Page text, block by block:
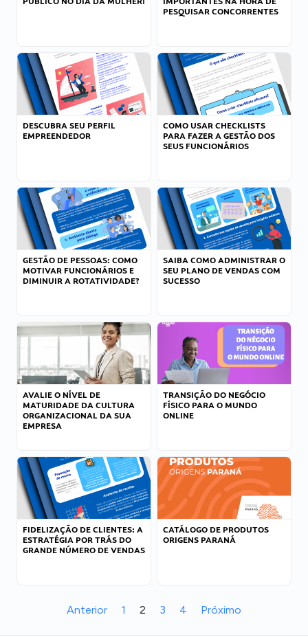
PESQUISAR CONCORRENTES
DESCUBRA SEU PERFIL
EMPREENDEDOR
COMO USAR CHECKLISTS
PARA FAZER A GESTÃO DOS
SEUS FUNCIONÁRIOS
GESTÃO DE PESSOAS: COMO
MOTIVAR FUNCIONÁRIOS E
DIMINUIR A ROTATIVIDADE?
SAIBA COMO ADMINISTRAR O
SEU PLANO DE VENDAS COM
SUCESSO
AVALIE O NÍVEL DE
MATURIDADE DA CULTURA
ORGANIZACIONAL DA SUA
EMPRESA
TRANSIÇÃO DO NEGÓCIO
FÍSICO PARA O MUNDO
ONLINE
FIDELIZAÇÃO DE CLIENTES: A
ESTRATÉGIA POR TRÁS DO
GRANDE NÚMERO DE VENDAS
CATÁLOGO DE PRODUTOS
ORIGENS PARANÁ
Anterior 1 2 3 4 Próximo